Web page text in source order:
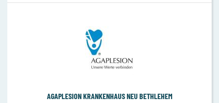
AGAPLESION KRANKENHAUS NEU BETHLEHEM